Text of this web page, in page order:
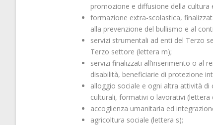
promozione e diffusione della
formazione extra-scolastica,
alla prevenzione del bullismo e al
servizi strumentali ad enti del Terzo
Terzo settore (lettera m);
servizi finalizzati all’inserimento o al
disabilità, beneficiarie di protezione
alloggio sociale e ogni altra attività
culturali, formativi o lavorativi (lettera
accoglienza umanitaria ed
agricoltura sociale (lettera s);